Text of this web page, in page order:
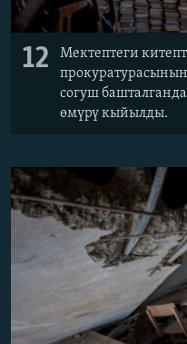
12
Мектептеги
согуш
өмүрү кыйылды.